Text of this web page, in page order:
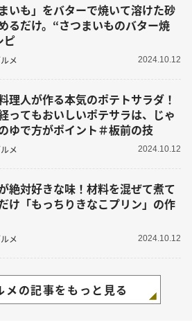
まいも」をバターで焼いて溶けた砂
るだけ。“さつまいものバター焼
ピ
メ 2024.10.12
理人が作る本気のポテトサラダ！
ってもおいしいポテサラは、じゃ
ゆで方がポイント＃板前の技
メ 2024.10.12
絶対好きな味！材料を混ぜて煮て
け「もっちりきなこプリン」の作
メ 2024.10.12
メの記事をもっと見る